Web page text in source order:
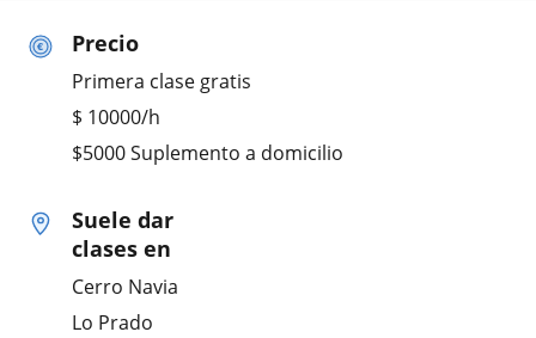
Precio
Primera clase gratis
$ 10000/h
$5000 Suplemento a domicilio
Suele dar
clases en
Cerro Navia
Lo Prado